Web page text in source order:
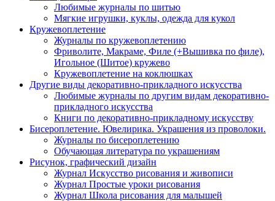
Любимые журналы по шитью
Мягкие игрушки, куклы, одежда для кукол
Кружевоплетение
Журналы по кружевоплетению
Фриволите, Макраме, Филе (+Вышивка по филе),
Игольное (Шитое) кружево
Кружевоплетение на коклюшках
Другие виды декоративно-прикладного искусства
Любимые журналы по другим видам декоративно-
прикладного искусства
Книги по декоративно-прикладному искусству
Бисероплетение. Ювелирика. Украшения из проволоки.
Журналы по бисероплетению
Обучающая литература по украшениям
Рисунок, графический дизайн
Журнал Искусство рисования и живописи
Журнал Простые уроки рисования
Журнал Школа рисования для малышей